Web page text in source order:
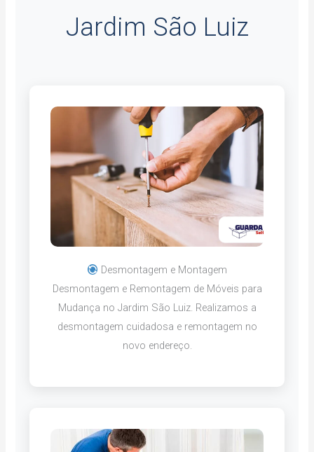
Jardim São Luiz
Desmontagem e Montagem
Desmontagem e Remontagem de Móveis para
Mudança no Jardim São Luiz. Realizamos a
desmontagem cuidadosa e remontagem no
novo endereço.